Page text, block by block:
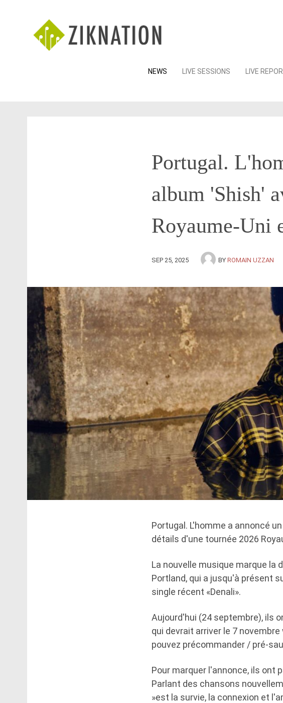
Skip
NEWS LIVE SESSIONS LIVE
Portugal.
album 'Shish'
Royaume-Uni
SEP 25, 2025 BY ROMAIN UZZAN
Portugal. L'homme a annoncé
détails d'une tournée 2026
La nouvelle musique marque la
Portland, qui a jusqu'à présent
single récent «Denali».
Aujourd'hui (24 septembre), ils
qui devrait arriver le 7
pouvez précommander / pré-
Pour marquer l'annonce, ils ont
Parlant des chansons
»est la survie, la connexion et